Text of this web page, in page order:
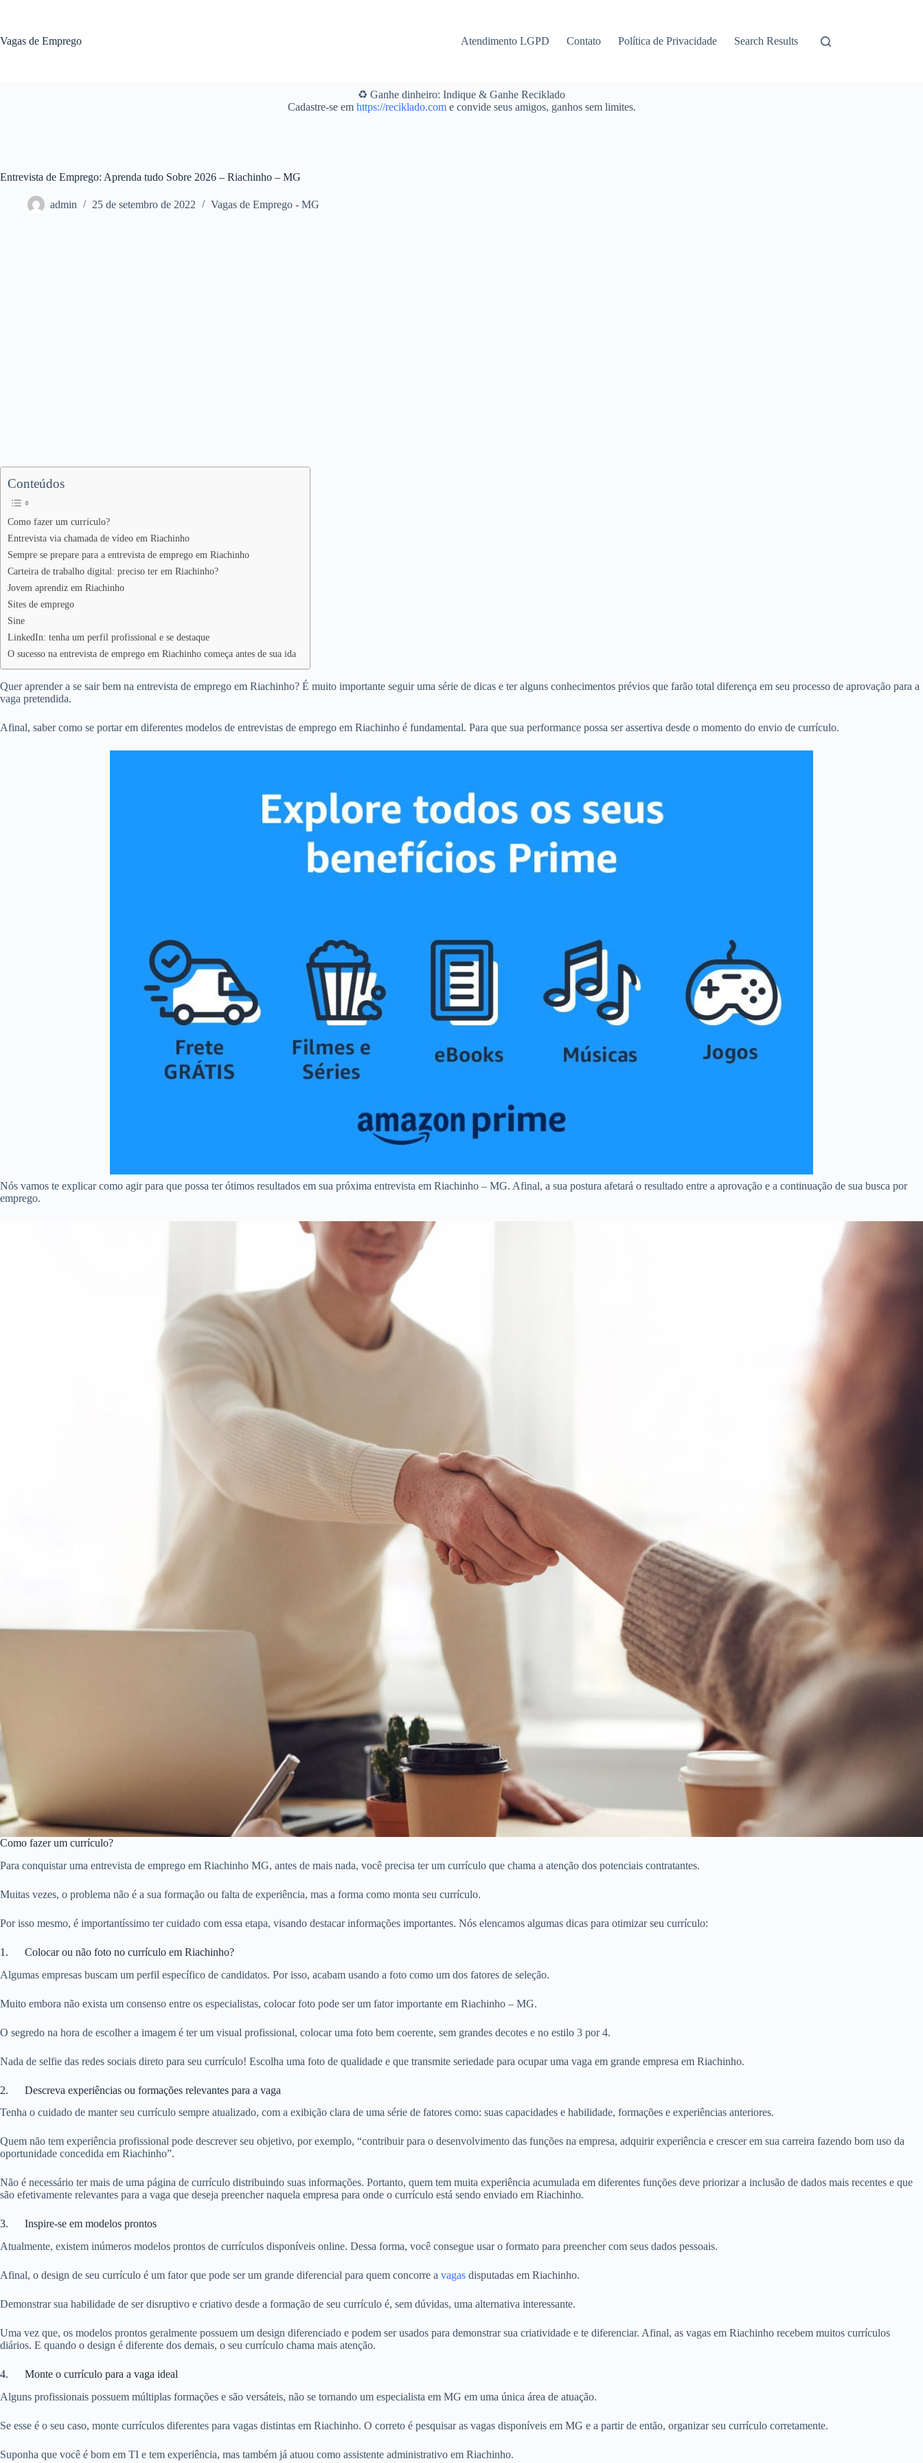
conteúdo
Vagas de Emprego Atendimento LGPD Contato Política de Privacidade Search Results
♻️ Ganhe dinheiro: Indique & Ganhe Reciklado
Cadastre-se em https://reciklado.come convide seus amigos, ganhos sem limites.
Entrevista de Emprego: Aprenda tudo Sobre 2026 – Riachinho – MG
admin 25 de setembro de 2022 Vagas de Emprego - MG
Conteúdos
Como fazer um currículo?
Entrevista via chamada de vídeo em Riachinho
Sempre se prepare para a entrevista de emprego em Riachinho
Carteira de trabalho digital: preciso ter em Riachinho?
Jovem aprendiz em Riachinho
Sites de emprego
Sine
LinkedIn: tenha um perfil profissional e se destaque
O sucesso na entrevista de emprego em Riachinho começa antes de sua ida
Quer aprender a se sair bem na entrevista de emprego em Riachinho? É muito importante seguir uma série de dicas e ter alguns conhecimentos prévios que farão total diferença em seu processo de aprovação para a
vaga pretendida.
Afinal, saber como se portar em diferentes modelos de entrevistas de emprego em Riachinho é fundamental. Para que sua performance possa ser assertiva desde o momento do envio de currículo.
Nós vamos te explicar como agir para que possa ter ótimos resultados em sua próxima entrevista em Riachinho – MG. Afinal, a sua postura afetará o resultado entre a aprovação e a continuação de sua busca por
emprego.
Como fazer um currículo?
Para conquistar uma entrevista de emprego em Riachinho MG, antes de mais nada, você precisa ter um currículo que chama a atenção dos potenciais contratantes.
Muitas vezes, o problema não é a sua formação ou falta de experiência, mas a forma como monta seu currículo.
Por isso mesmo, é importantíssimo ter cuidado com essa etapa, visando destacar informações importantes. Nós elencamos algumas dicas para otimizar seu currículo:
1. Colocar ou não foto no currículo em Riachinho?
Algumas empresas buscam um perfil específico de candidatos. Por isso, acabam usando a foto como um dos fatores de seleção.
Muito embora não exista um consenso entre os especialistas, colocar foto pode ser um fator importante em Riachinho – MG.
O segredo na hora de escolher a imagem é ter um visual profissional, colocar uma foto bem coerente, sem grandes decotes e no estilo 3 por 4.
Nada de selfie das redes sociais direto para seu currículo! Escolha uma foto de qualidade e que transmite seriedade para ocupar uma vaga em grande empresa em Riachinho.
2. Descreva experiências ou formações relevantes para a vaga
Tenha o cuidado de manter seu currículo sempre atualizado, com a exibição clara de uma série de fatores como: suas capacidades e habilidade, formações e experiências anteriores.
Quem não tem experiência profissional pode descrever seu objetivo, por exemplo, “contribuir para o desenvolvimento das funções na empresa, adquirir experiência e crescer em sua carreira fazendo bom uso da
oportunidade concedida em Riachinho”.
Não é necessário ter mais de uma página de currículo distribuindo suas informações. Portanto, quem tem muita experiência acumulada em diferentes funções deve priorizar a inclusão de dados mais recentes e que
são efetivamente relevantes para a vaga que deseja preencher naquela empresa para onde o currículo está sendo enviado em Riachinho.
3. Inspire-se em modelos prontos
Atualmente, existem inúmeros modelos prontos de currículos disponíveis online. Dessa forma, você consegue usar o formato para preencher com seus dados pessoais.
Afinal, o design de seu currículo é um fator que pode ser um grande diferencial para quem concorre a vagas disputadas em Riachinho.
Demonstrar sua habilidade de ser disruptivo e criativo desde a formação de seu currículo é, sem dúvidas, uma alternativa interessante.
Uma vez que, os modelos prontos geralmente possuem um design diferenciado e podem ser usados para demonstrar sua criatividade e te diferenciar. Afinal, as vagas em Riachinho recebem muitos currículos
diários. E quando o design é diferente dos demais, o seu currículo chama mais atenção.
4. Monte o currículo para a vaga ideal
Alguns profissionais possuem múltiplas formações e são versáteis, não se tornando um especialista em MG em uma única área de atuação.
Se esse é o seu caso, monte currículos diferentes para vagas distintas em Riachinho. O correto é pesquisar as vagas disponíveis em MG e a partir de então, organizar seu currículo corretamente.
Suponha que você é bom em TI e tem experiência, mas também já atuou como assistente administrativo em Riachinho.